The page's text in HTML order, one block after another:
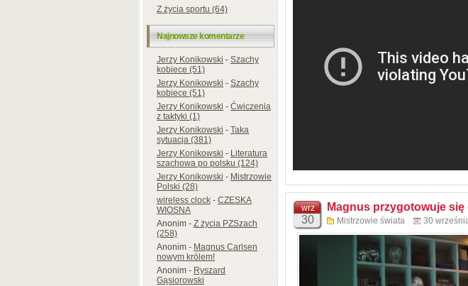
Z życia sportu (64)
Najnowsze komentarze
Jerzy Konikowski-Szachy
kobiece (51)
Jerzy Konikowski-Szachy
kobiece (51)
Jerzy Konikowski-Ćwiczenia
z taktyki (1)
Jerzy Konikowski-Taka
sytuacja (381)
Jerzy Konikowski-Literatura
szachowa po polsku (124)
Jerzy Konikowski-Mistrzowie
Polski (28)
wireless clock-CZESKA
WIOSNA
Anonim-Z życia PZSzach
(258)
Anonim-Magnus Carlsen
nowym królem!
Anonim-Ryszard
Gąsiorowski
wrz
30
Magnus przygotowuje się
Mistrzowie świata 30